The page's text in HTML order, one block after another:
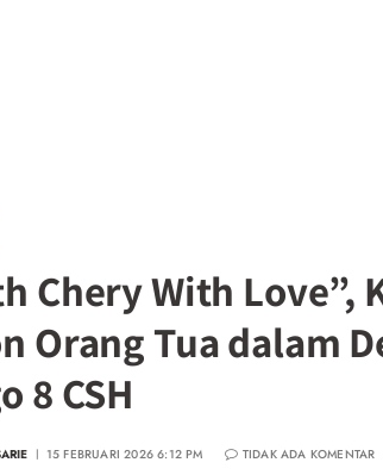
Chery With Love”,
Orang Tua dalam
8 CSH
15 FEBRUARI 2026 6:12 PM TIDAK ADA KOMENTAR